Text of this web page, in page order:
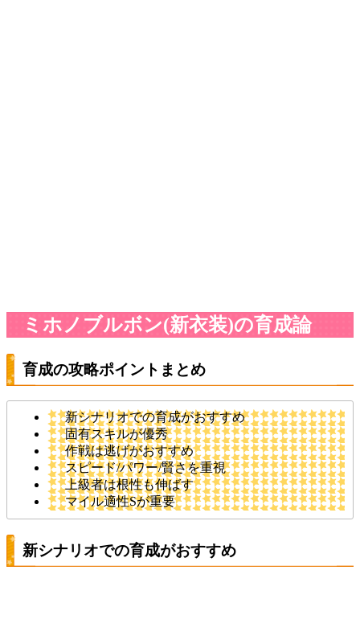
ミホノブルボン(新衣装)の育成論
育成の攻略ポイントまとめ
新シナリオでの育成がおすすめ
固有スキルが優秀
作戦は逃げがおすすめ
スピード/パワー/賢さを重視
上級者は根性も伸ばす
マイル適性Sが重要
新シナリオでの育成がおすすめ